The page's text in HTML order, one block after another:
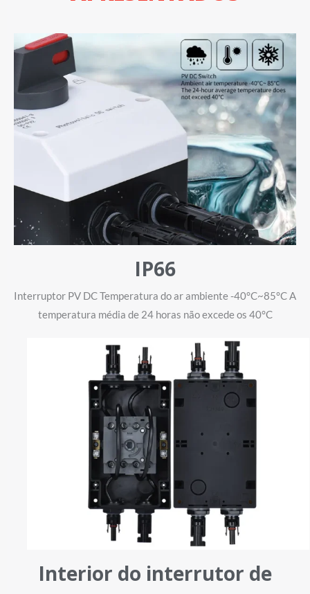
IP66
Interruptor PV DC Temperatura do ar ambiente -40°C~85°C A
temperatura média de 24 horas não excede os 40°C
Interior do interrutor de